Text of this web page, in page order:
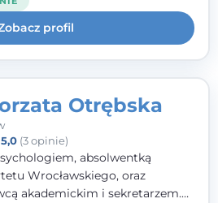
na potrzeby klienta.
profil
Otrębska
5,0(3 opinie)
absolwentką
Wrocławskiego, oraz
akademickim i sekretarzem.